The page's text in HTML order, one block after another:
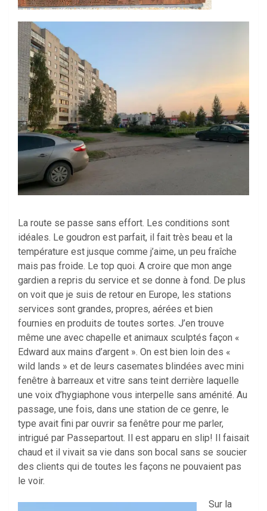
La route se passe sans effort. Les conditions sont
idéales. Le goudron est parfait, il fait très beau et la
température est jusque comme j’aime, un peu fraîche
mais pas froide. Le top quoi. A croire que mon ange
gardien a repris du service et se donne à fond. De plus
on voit que je suis de retour en Europe, les stations
services sont grandes, propres, aérées et bien
fournies en produits de toutes sortes. J’en trouve
même une avec chapelle et animaux sculptés façon «
Edward aux mains d’argent ». On est bien loin des «
wild lands » et de leurs casemates blindées avec mini
fenêtre à barreaux et vitre sans teint derrière laquelle
une voix d’hygiaphone vous interpelle sans aménité. Au
passage, une fois, dans une station de ce genre, le
type avait fini par ouvrir sa fenêtre pour me parler,
intrigué par Passepartout. Il est apparu en slip! Il faisait
chaud et il vivait sa vie dans son bocal sans se soucier
des clients qui de toutes les façons ne pouvaient pas
le voir.
Sur la